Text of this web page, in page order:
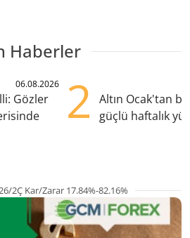
Haberler
06.08.2026
Gözler
2
Altın Ocak'tan
güçlü haftalık
2Ç Kar/Zarar 17.84%-82.16%